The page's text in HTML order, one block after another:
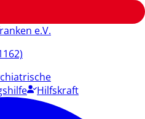
e.V.
Hilfskraft